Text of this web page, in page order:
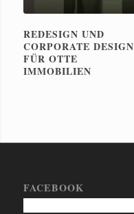
REDESIGN UND
CORPORATE DESIGN
FÜR OTTE
IMMOBILIEN
FACEBOOK